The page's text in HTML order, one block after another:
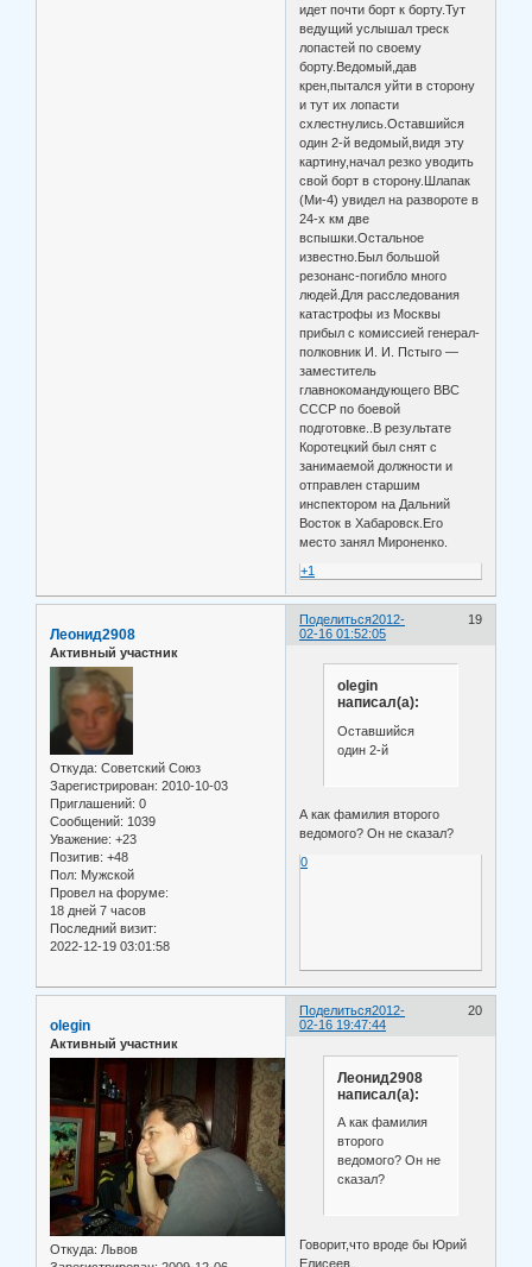
идет почти борт к борту.Тут
ведущий услышал треск
лопастей по своему
борту.Ведомый,дав
крен,пытался уйти в сторону
и тут их лопасти
схлестнулись.Оставшийся
один 2-й ведомый,видя эту
картину,начал резко уводить
свой борт в сторону.Шлапак
(Ми-4) увидел на развороте в
24-х км две
вспышки.Остальное
известно.Был большой
резонанс-погибло много
людей.Для расследования
катастрофы из Москвы
прибыл с комиссией генерал-
полковник И. И. Пстыго —
заместитель
главнокомандующего ВВС
СССР по боевой
подготовке..В результате
Коротецкий был снят с
занимаемой должности и
отправлен старшим
инспектором на Дальний
Восток в Хабаровск.Его
место занял Мироненко.
+1
Поделиться 19
2012-
02-16 01:52:05
Леонид2908
Активный участник
Откуда: Советский Союз
Зарегистрирован: 2010-10-03
Приглашений: 0
Сообщений: 1039
Уважение: +23
Позитив: +48
Пол: Мужской
Провел на форуме:
18 дней 7 часов
Последний визит:
2022-12-19 03:01:58
olegin
написал(а):
Оставшийся
один 2-й
А как фамилия второго
ведомого? Он не сказал?
0
Поделиться 20
2012-
02-16 19:47:44
olegin
Активный участник
Откуда: Львов
Леонид2908
написал(а):
А как фамилия
второго
ведомого? Он не
сказал?
Говорит,что вроде бы Юрий
Елисеев.